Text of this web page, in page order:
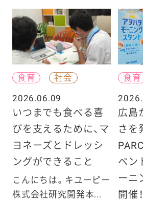
食育
社会
2026.06.09
いつまでも食べる喜
びを支えるために、マ
ヨネーズとドレッシ
ングができること
こんにちは。キユーピー
株式会社研究開発本...
食育
広島
さを
ベン
ーニ
開催！